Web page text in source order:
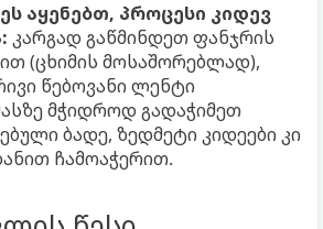
აყენებთ, პროცესი კიდევ
კარგად გაწმინდეთ ფანჯრის
(ცხიმის მოსაშორებლად),
წებოვანი ლენტი
მჭიდროდ გადაჭიმეთ
ბადე, ზედმეტი კიდეები კი
ჩამოაჭერით.